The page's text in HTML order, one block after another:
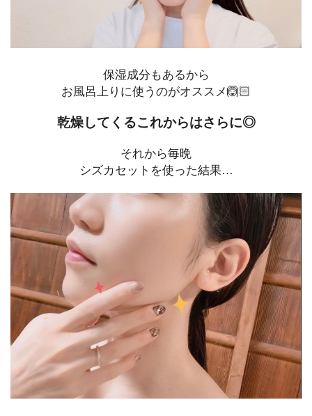
保湿成分もあるから
お風呂上りに使うのがオススメ🙆🏻
乾燥してくるこれからはさらに◎
それから毎晩
シズカセットを使った結果…